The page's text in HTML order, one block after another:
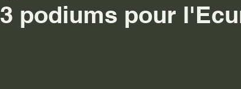
3 podiums pour